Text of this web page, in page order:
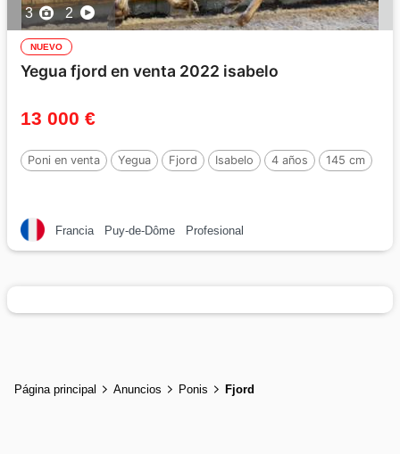
3 2
NUEVO
Yegua fjord en venta 2022 isabelo
13 000 €
Poni en venta Yegua Fjord Isabelo 4 años 145 cm
Francia Puy-de-Dôme Profesional
Página principal Anuncios Ponis Fjord